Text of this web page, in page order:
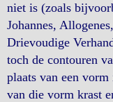
niet is (zoals
Johannes,
Drievoudige
toch de contouren
plaats van een
van die vorm krast